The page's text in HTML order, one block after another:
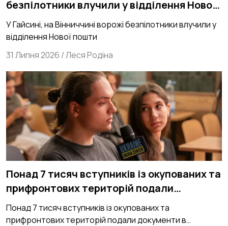
безпілотники влучили у відділення Нової
пошти
У Гайсині, на Вінниччині ворожі безпілотники влучили у
відділення Нової пошти
31 Липня 2026 /Леся Родіна
Понад 7 тисяч вступників із окупованих та
прифронтових територій подали
документи в українські Виші
Понад 7 тисяч вступників із окупованих та
прифронтових територій подали документи в